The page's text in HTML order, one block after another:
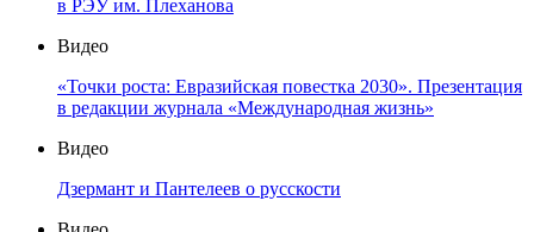
в РЭУ им. Плеханова
Видео
«Точки роста: Евразийская повестка 2030». Презентация
в редакции журнала «Международная жизнь»
Видео
Дзермант и Пантелеев о русскости